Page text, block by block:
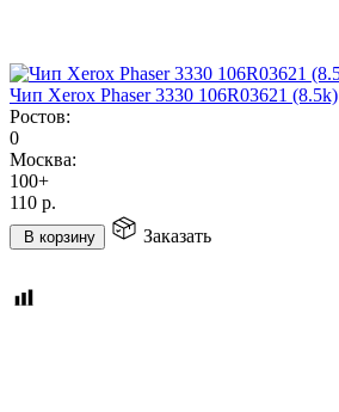
Чип Xerox Phaser 3330 106R03621 (8.5k)
Ростов:
0
Москва:
100+
110 р.
В корзину Заказать